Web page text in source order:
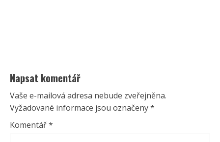
Napsat komentář
Vaše e-mailová adresa nebude zveřejněna.
Vyžadované informace jsou označeny*
Komentář*